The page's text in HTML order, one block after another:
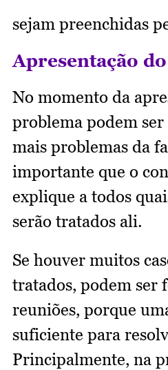
sejam preenchidas
Apresentação
No momento da
problema podem
mais problemas da
importante que o
explique a todos
serão tratados ali.
Se houver muitos
tratados, podem ser
reuniões, porque
suficiente para
Principalmente, na